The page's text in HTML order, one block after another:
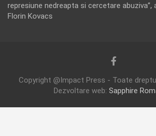
represiune nedreapta si cercetare abuziva”,
Florin Kovacs
Copyright @Impact Press - Toate
Dezvoltare web: Sapphire